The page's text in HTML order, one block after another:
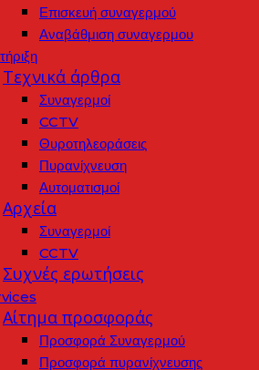
Επισκευή συναγερμού
Αναβάθμιση συναγερμου
Τεχνικά άρθρα
Συναγερμοί
CCTV
Θυροτηλεοράσεις
Πυρανίχνευση
Αυτοματισμοί
Αρχεία
Συναγερμοί
CCTV
Συχνές ερωτήσεις
Αίτημα προσφοράς
Προσφορά Συναγερμού
Προσφορά πυρανίχνευσης